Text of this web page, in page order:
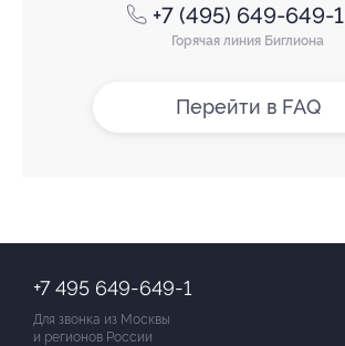
+7 (495) 649-649-1
Горячая линия Биглиона
Перейти в FAQ
+7 495 649-649-1
Для звонка из Москвы
и регионов России